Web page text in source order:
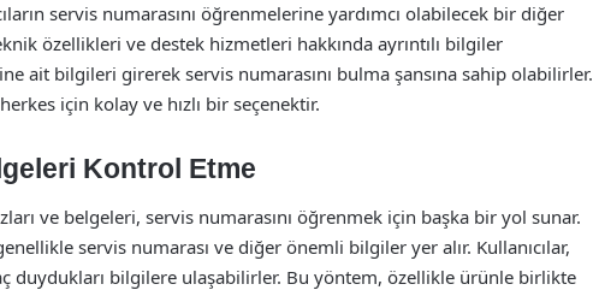
servis numarasını öğrenmelerine yardımcı olabilecek bir diğer
özellikleri ve destek hizmetleri hakkında ayrıntılı bilgiler
ait bilgileri girerek servis numarasını bulma şansına sahip olabilirler.
için kolay ve hızlı bir seçenektir.
Kontrol Etme
ve belgeleri, servis numarasını öğrenmek için başka bir yol sunar.
servis numarası ve diğer önemli bilgiler yer alır. Kullanıcılar,
duydukları bilgilere ulaşabilirler. Bu yöntem, özellikle ürünle birlikte